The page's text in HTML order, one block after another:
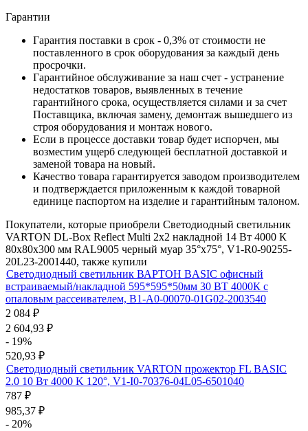
Гарантии
Гарантия поставки в срок - 0,3% от стоимости не
поставленного в срок оборудования за каждый день
просрочки.
Гарантийное обслуживание за наш счет - устранение
недостатков товаров, выявленных в течение
гарантийного срока, осуществляется силами и за счет
Поставщика, включая замену, демонтаж вышедшего из
строя оборудования и монтаж нового.
Если в процессе доставки товар будет испорчен, мы
возместим ущерб следующей бесплатной доставкой и
заменой товара на новый.
Качество товара гарантируется заводом производителем
и подтверждается приложенным к каждой товарной
единице паспортом на изделие и гарантийным талоном.
Покупатели, которые приобрели Светодиодный светильник
VARTON DL-Box Reflect Multi 2x2 накладной 14 Вт 4000 К
80х80х300 мм RAL9005 черный муар 35°x75°, V1-R0-90255-
20L23-2001440, также купили
Светодиодный светильник ВАРТОН BASIC офисный
встраиваемый/накладной 595*595*50мм 30 ВТ 4000К с
опаловым рассеивателем, B1-A0-00070-01G02-2003540
2 084 ₽
2 604,93 ₽
- 19%
520,93 ₽
Светодиодный светильник VARTON прожектор FL BASIC
2.0 10 Вт 4000 K 120°, V1-I0-70376-04L05-6501040
787 ₽
985,37 ₽
- 20%